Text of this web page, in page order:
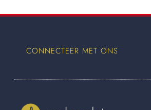
CONNECTEER MET ONS